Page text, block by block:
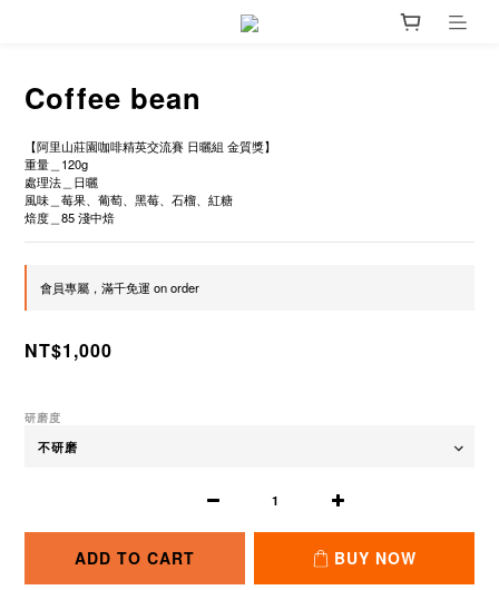
Coffee bean
【阿里山莊園咖啡精英交流賽 日曬組 金質獎】
重量＿120g
處理法＿日曬
風味＿莓果、葡萄、黑莓、石榴、紅糖
焙度＿85 淺中焙
會員專屬，滿千免運 on order
NT$1,000
研磨度
ADD TO CART BUY NOW